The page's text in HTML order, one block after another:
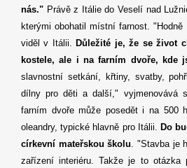
nás." Právě z Itálie do Veselí nad
kterými obohatil místní farnost.
viděl v Itálii. Důležité je, že se život
kostele, ale i na farním dvoře, kde
slavnostní setkání, křtiny, svatby,
dílny pro děti a další," vyjmenovává
farním dvoře může posedět i na 500
oleandry, typické hlavně pro Itálii. Do
církevní mateřskou školu. "Stavba je
zařízení interiéru. Takže je to otázka